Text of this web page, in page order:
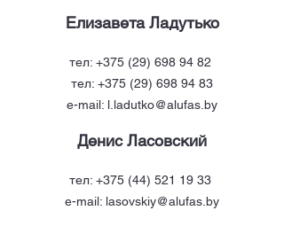
ЕлизаветаЛадутько
тел: +375 (29) 698 94 82
тел: +375 (29) 698 94 83
e-mail: l.ladutko@alufas.by
Денис Ласовский
тел: +375 (44) 521 19 33
e-mail: lasovskiy@alufas.by